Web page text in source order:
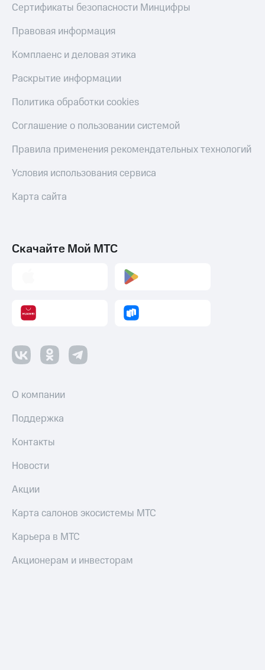
Сертификаты безопасности Минцифры
Правовая информация
Комплаенс и деловая этика
Раскрытие информации
Политика обработки cookies
Соглашение о пользовании системой
Правила применения рекомендательных технологий
Условия использования сервиса
Карта сайта
Скачайте Мой МТС
О компании
Поддержка
Контакты
Новости
Акции
Карта салонов экосистемы МТС
Карьера в МТС
Акционерам и инвесторам